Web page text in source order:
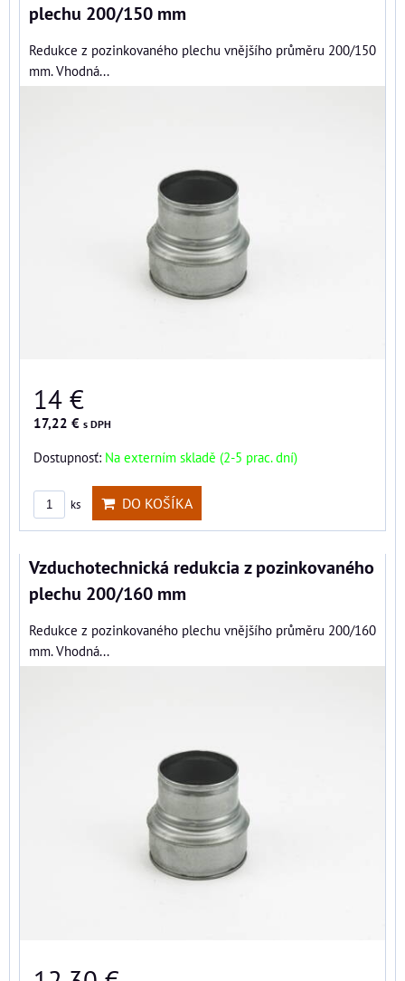
plechu 200/150 mm
Redukce z pozinkovaného plechu vnějšího průměru 200/150
mm. Vhodná...
14 €
17,22 € s DPH
Dostupnosť: Na externím skladě (2-5 prac. dní)
ks DO KOŠÍKA
Vzduchotechnická redukcia z pozinkovaného
plechu 200/160 mm
Redukce z pozinkovaného plechu vnějšího průměru 200/160
mm. Vhodná...